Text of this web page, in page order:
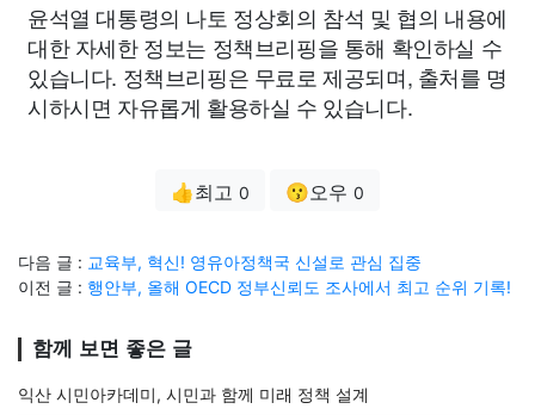
윤석열 대통령의 나토 정상회의 참석 및 협의 내용에
대한 자세한 정보는 정책브리핑을 통해 확인하실 수
있습니다. 정책브리핑은 무료로 제공되며, 출처를 명
시하시면 자유롭게 활용하실 수 있습니다.
👍최고 0 😗오우 0
다음 글 : 교육부, 혁신! 영유아정책국 신설로 관심 집중
이전 글 : 행안부, 올해 OECD 정부신뢰도 조사에서 최고 순위 기록!
함께 보면 좋은 글
익산 시민아카데미, 시민과 함께 미래 정책 설계